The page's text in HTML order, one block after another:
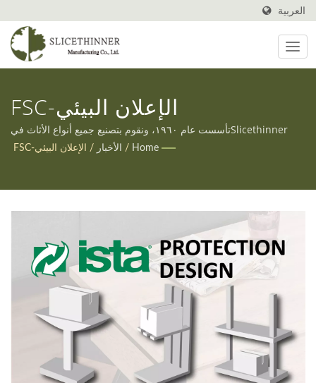
العربية
الإعلان البيئي-FSC
Slicethinnerتأسست عام ١٩٦٠، ونقوم بتصنيع جميع أنواع الأثاث في
Home
/ الأخبار / الإعلان البيئي-FSC